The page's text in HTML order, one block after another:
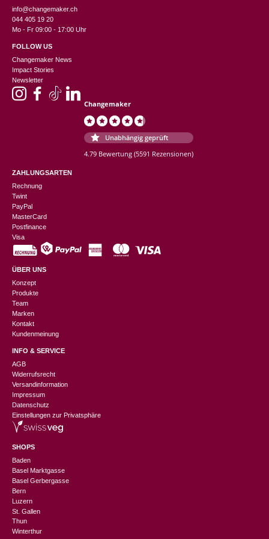
info@changemaker.ch
044 405 19 20
Mo - Fr 09:00 - 17:00 Uhr
FOLLOW US
Changemaker News
Impact Stories
Newsletter
Changemaker
Unabhängig geprüft
4.79 Bewertung (5591 Rezensionen)
ZAHLUNGSARTEN
Rechnung
Twint
PayPal
MasterCard
Postfinance
Visa
ÜBER UNS
Konzept
Produkte
Team
Marken
Kontakt
Kundenmeinung
INFO & SERVICE
AGB
Widerrufsrecht
Versandinformation
Impressum
Datenschutz
Einstellungen zur Privatsphäre
SHOPS
Baden
Basel Marktgasse
Basel Gerbergasse
Bern
Luzern
St. Gallen
Thun
Winterthur